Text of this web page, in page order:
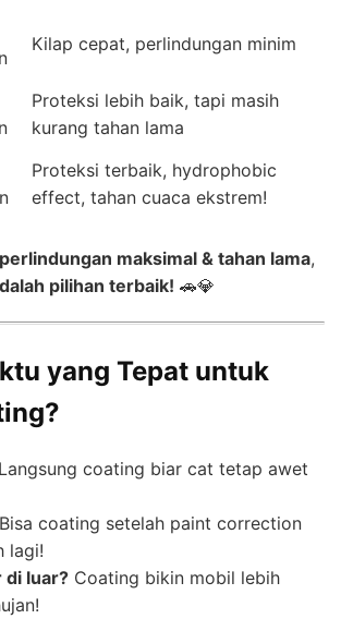
Kilap cepat, perlindungan minim
Proteksi lebih baik, tapi masih
kurang tahan lama
Proteksi terbaik, hydrophobic
effect, tahan cuaca ekstrem!
perlindungan maksimal & tahan lama,
pilihan terbaik! 🚗💎
yang Tepat untuk
Langsung coating biar cat tetap awet
Bisa coating setelah paint correction
lagi!
di luar? Coating bikin mobil lebih